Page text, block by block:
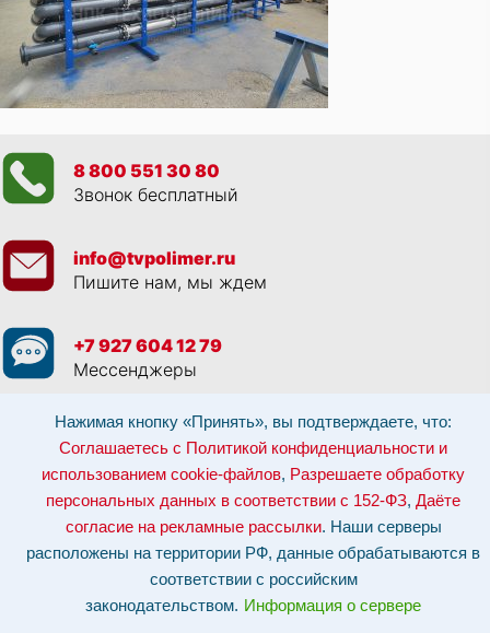
Нажимая кнопку «Принять», вы подтверждаете, что:
Соглашаетесь с Политикой конфиденциальности и
использованием cookie-файлов, Разрешаете обработку
персональных данных в соответствии с 152-ФЗ, Даёте
согласие на рекламные рассылки. Наши серверы
расположены на территории РФ, данные обрабатываются в
соответствии с российским
законодательством. Информация о сервере
8 800 551 30 80
Звонок бесплатный
info@tvpolimer.ru
Пишите нам, мы ждем
+7 927 604 12 79
Мессенджеры
Просматривая данный веб сайт, и обращаясь к нам, вы:Соглашаетесь с
Политикой конфиденциальности и использованием cookie-файлов,
Разрешаете обработку персональных данных в соответствии с 152-ФЗ
Даёте согласие на рекламные рассылки.
Отозвать согласие на обработку персональных данных: по эл-почте:
info@tvpolimer.ru| по телефону8 800 551 30 80
соответствии с российским законодательством.Информация о сервере и
Сайт носит исключительно информационный характер и не является